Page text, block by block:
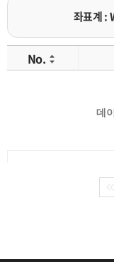
좌표계 :
No.
데